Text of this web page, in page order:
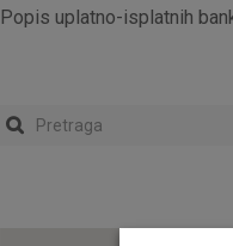
Popis uplatno-isplatnih